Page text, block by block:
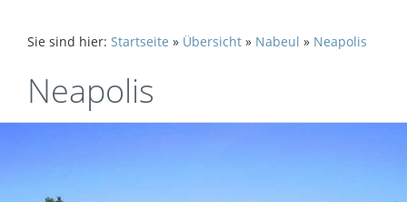
Sie sind hier: Startseite » Übersicht » Nabeul » Neapolis
Neapolis